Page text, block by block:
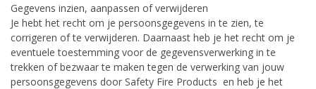
Gegevens inzien, aanpassen of verwijderen
Je hebt het recht om je persoonsgegevens in te zien, te
corrigeren of te verwijderen. Daarnaast heb je het recht om je
eventuele toestemming voor de gegevensverwerking in te
trekken of bezwaar te maken tegen de verwerking van jouw
persoonsgegevens door Safety Fire Products en heb je het